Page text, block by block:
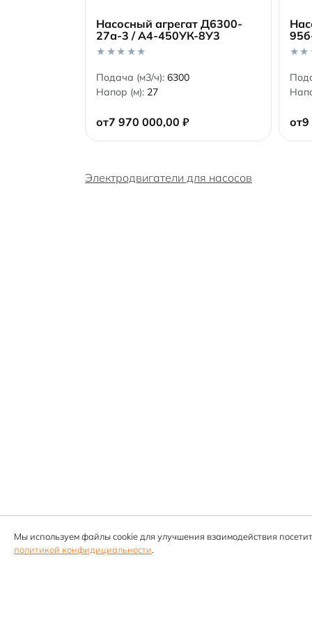
Насосный агрегат Д6300-
27а-3 / А4-450УК-8У3
от7 970 000,00 ₽
0
o
u
f
Подача (м3/ч): 6300
Напор (м): 27
от9
0
o
u
f
Электродвигатели для насосов
Мы используем файлы cookie для улучшения взаимодействия
политикой конфидициальности